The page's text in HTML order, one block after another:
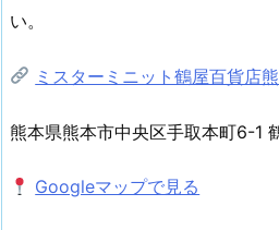
い。
ミスターミニット鶴屋百貨店
熊本県熊本市中央区手取本町6-1
Googleマップで見る